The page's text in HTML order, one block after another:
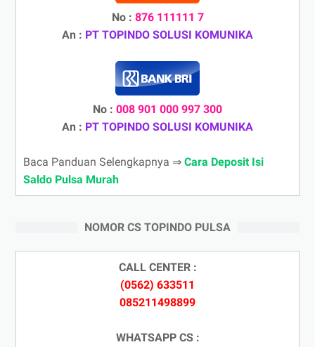
No : 876 111111 7
An : PT TOPINDO SOLUSI KOMUNIKA
No : 008 901 000 997 300
An : PT TOPINDO SOLUSI KOMUNIKA
Baca Panduan Selengkapnya ⇒ Cara Deposit Isi
Saldo Pulsa Murah
NOMOR CS TOPINDO PULSA
CALL CENTER :
(0562) 633511
085211498899
WHATSAPP CS :